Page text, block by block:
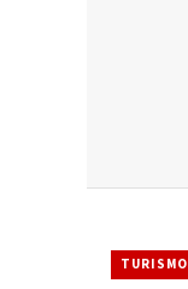
TURISMO